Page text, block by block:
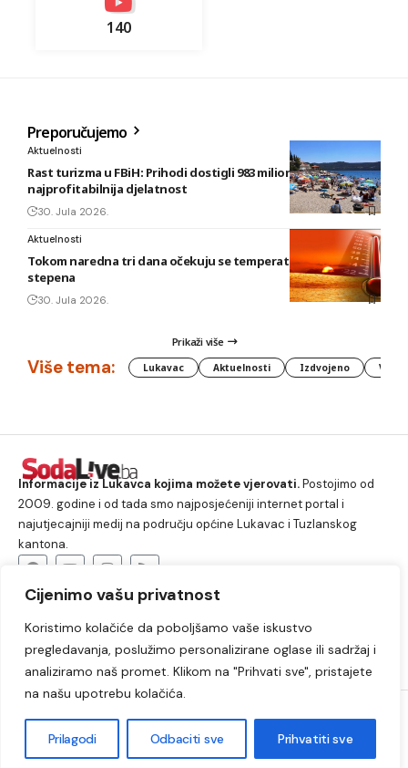
Cijenimo vašu privatnost
Koristimo kolačiće da poboljšamo vaše iskustvo
pregledavanja, poslužimo personalizirane oglase ili sadržaj i
analiziramo naš promet. Klikom na "Prihvati sve", pristajete
na našu upotrebu kolačića.
Prilagodi Odbaciti sve Prihvatiti sve
140
Preporučujemo
Aktuelnosti
Rast turizma u FBiH: Prihodi dostigli 983 miliona KM, smještaj
najprofitabilnija djelatnost
30. Jula 2026.
Aktuelnosti
Tokom naredna tri dana očekuju se temperature do 42
stepena
30. Jula 2026.
Prikaži više
Više tema: Lukavac Aktuelnosti Izdvojeno
Informacije iz Lukavca kojima možete vjerovati.Postojimo od
2009. godine i od tada smo najposjećeniji internet portal i
najutjecajniji medij na području općine Lukavac i Tuzlanskog
kantona.
Lukavac Društvo Crna hronika
Sport
Kultura
Kolumne Slobodno vrijeme